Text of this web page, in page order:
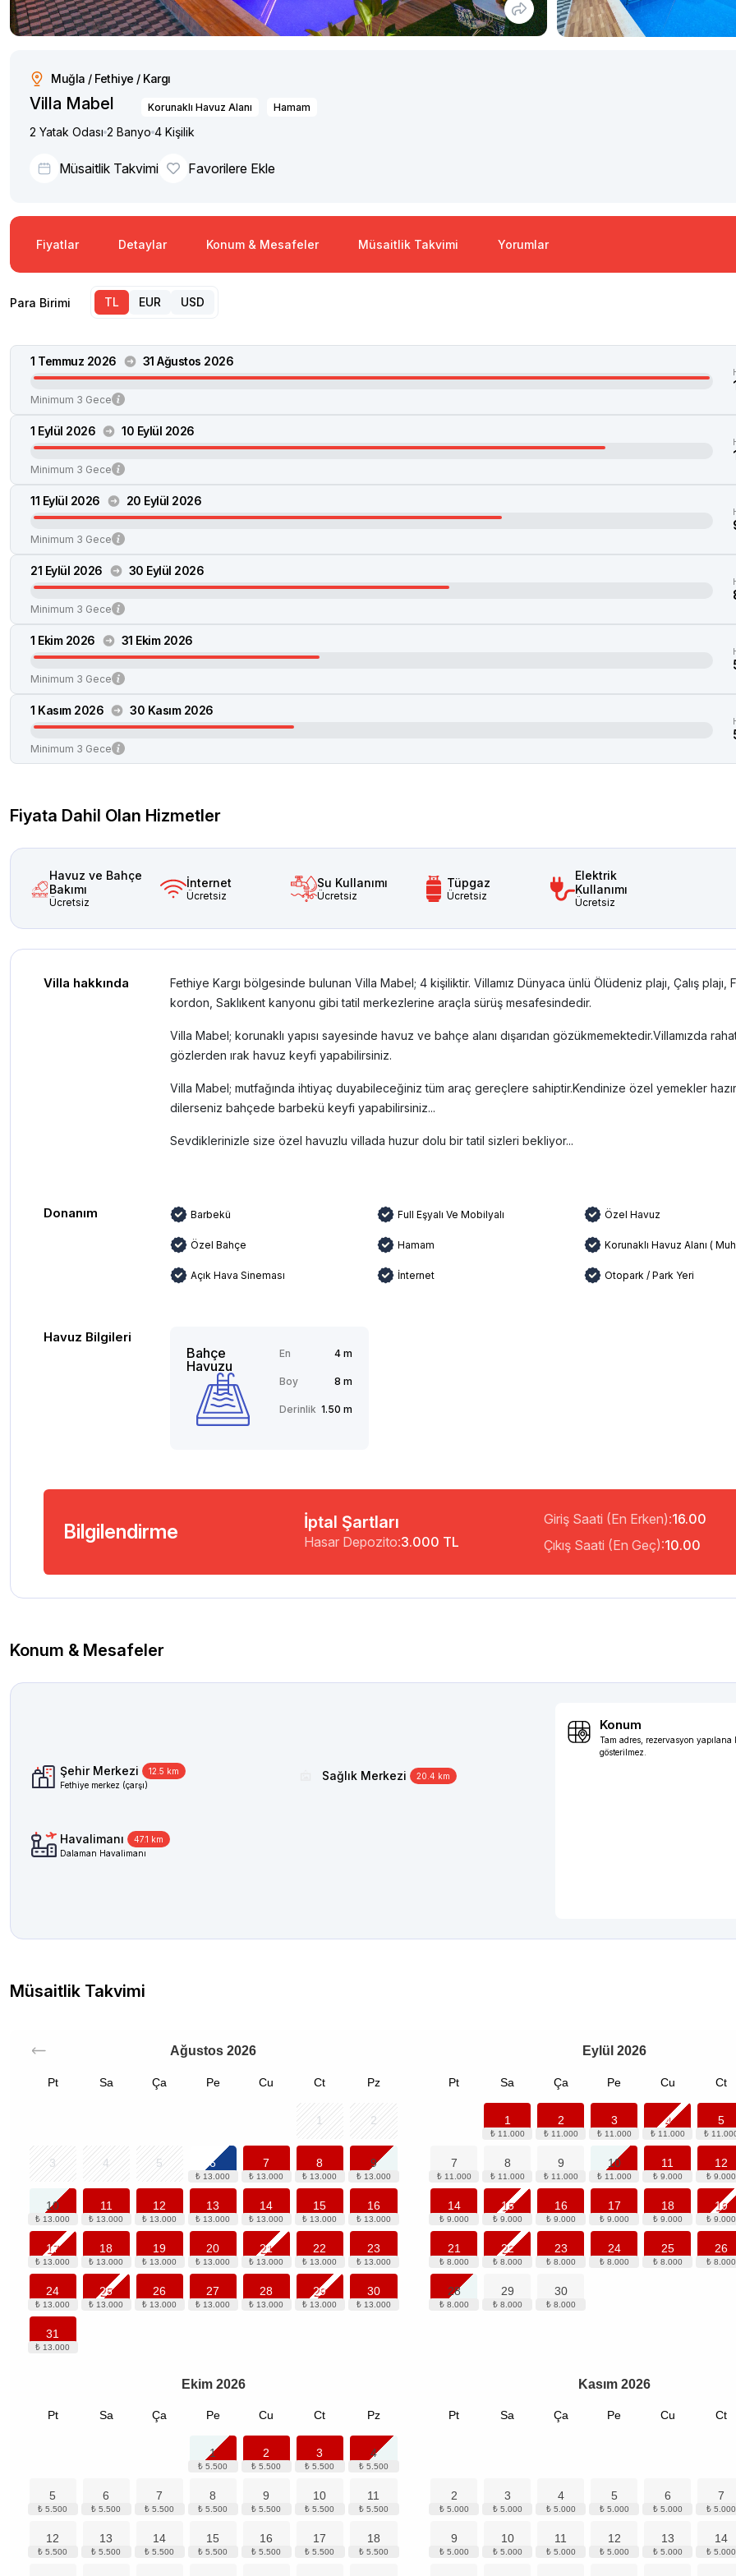
Muğla / Fethiye / Kargı
Villa Mabel Korunaklı Havuz Alanı Hamam
2 Yatak Odası 2 Banyo 4 Kişilik
Müsaitlik Takvimi Favorilere Ekle
Fiyatlar Detaylar Konum & Mesafeler Müsaitlik Takvimi Yorumlar
Para Birimi TL EUR USD
1 Temmuz 2026 31 Ağustos 2026
Minimum 3 Gece
1 Eylül 2026 10 Eylül 2026
Minimum 3 Gece
11 Eylül 2026 20 Eylül 2026
Minimum 3 Gece
21 Eylül 2026 30 Eylül 2026
Minimum 3 Gece
1 Ekim 2026 31 Ekim 2026
Minimum 3 Gece
1 Kasım 2026 30 Kasım 2026
Minimum 3 Gece
Fiyata Dahil Olan Hizmetler
Havuz ve Bahçe
Bakımı
Ücretsiz
İnternet
Ücretsiz
Su Kullanımı
Ücretsiz
Tüpgaz
Ücretsiz
Elektrik
Kullanımı
Ücretsiz
Villa hakkında
Fethiye Kargı bölgesinde bulunan Villa Mabel; 4 kişiliktir. Villamız Dünyaca ünlü Ölüdeniz plajı, Çalış plajı,
kordon, Saklıkent kanyonu gibi tatil merkezlerine araçla sürüş mesafesindedir.
Villa Mabel; korunaklı yapısı sayesinde havuz ve bahçe alanı dışarıdan gözükmemektedir.Villamızda
gözlerden ırak havuz keyfi yapabilirsiniz.
Villa Mabel; mutfağında ihtiyaç duyabileceğiniz tüm araç gereçlere sahiptir.Kendinize özel yemekler
dilerseniz bahçede barbekü keyfi yapabilirsiniz...
Sevdiklerinizle size özel havuzlu villada huzur dolu bir tatil sizleri bekliyor...
Donanım Barbekü Full Eşyalı Ve Mobilyalı Özel Havuz
Özel Bahçe Hamam Korunaklı Havuz Alanı (
Açık Hava Sineması İnternet Otopark / Park Yeri
Havuz Bilgileri
Bahçe
Havuzu
En 4 m
Boy 8 m
Derinlik 1.50 m
Bilgilendirme İptal Şartları
Hasar Depozito:3.000 TL
Giriş Saati (En Erken):16.00
Çıkış Saati (En Geç):10.00
Konum & Mesafeler
Şehir Merkezi
12.5 km
Fethiye merkez (çarşı)
Sağlık Merkezi 20.4 km
Havalimanı
47.1 km
Dalaman Havalimanı
Konum
Tam adres, rezervasyon yapılana
gösterilmez.
Müsaitlik Takvimi
Ağustos 2026
Pt Sa Ça Pe Cu Ct Pz
1 2
3 4 5 6 7 8 9
10 11 12 13 14 15 16
17 18 19 20 21 22 23
24 25 26 27 28 29 30
31
Eylül 2026
Pt Sa Ça Pe Cu Ct
1 2 3 4 5
7 8 9 10 11 12
14 15 16 17 18 19
21 22 23 24 25 26
28 29 30
Ekim 2026
Pt Sa Ça Pe Cu Ct Pz
1 2 3 4
5 6 7 8 9 10 11
12 13 14 15 16 17 18
Kasım 2026
Pt Sa Ça Pe Cu Ct
2 3 4 5 6 7
9 10 11 12 13 14